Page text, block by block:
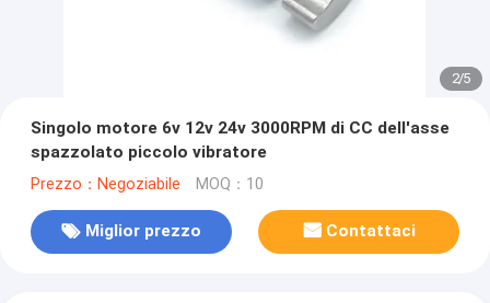
2/5
Singolo motore 6v 12v 24v 3000RPM di CC dell'asse
spazzolato piccolo vibratore
Prezzo：Negoziabile MOQ：10
Miglior prezzo Contattaci